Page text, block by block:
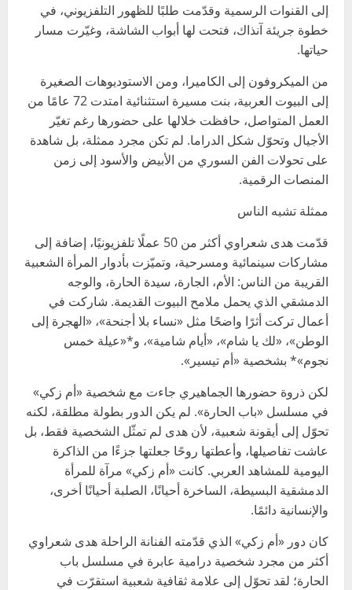
إلى القنوات الرسمية وقدّمت طلبًا للظهور التلفزيوني، في
خطوة جريئة آنذاك، فتحت لها أبواب الشاشة، وغيّرت مسار
حياتها.
من الميكروفون إلى الكاميرا، ومن الاستوديوهات الصغيرة
إلى البيوت العربية، بنت مسيرة استثنائية امتدت 72 عامًا من
العمل المتواصل، حافظت خلالها على حضورها رغم تغيّر
الأجيال وتحوّل شكل الدراما. لم تكن مجرد ممثلة، بل شاهدة
على تحولات الفن السوري من الأبيض والأسود إلى زمن
المنصات الرقمية.
ممثلة تشبه الناس
قدّمت هدى شعراوي أكثر من 50 عملًا تلفزيونيًا، إضافة إلى
مشاركات سينمائية ومسرحية، وتميّزت بأدوار المرأة الشعبية
القريبة من الناس: الأم، الجارة، سيدة الحارة، والوجه
الدمشقي الذي يحمل ملامح البيوت القديمة. شاركت في
أعمال تركت أثرًا واضحًا مثل «نساء بلا أجنحة»، «الهجرة إلى
الوطن»، «لك يا شام»، «أيام شامية»، و*«عيلة خمس
نجوم»* بشخصية «أم تيسير».
لكن ذروة حضورها الجماهيري جاءت مع شخصية «أم زكي»
في مسلسل «باب الحارة». لم يكن الدور بطولة مطلقة، لكنه
تحوّل إلى أيقونة شعبية، لأن هدى لم تمثّل الشخصية فقط، بل
عاشت تفاصيلها، وأعطتها روحًا جعلتها جزءًا من الذاكرة
اليومية للمشاهد العربي. كانت «أم زكي» مرآة للمرأة
الدمشقية البسيطة، الساخرة أحيانًا، الصلبة أحيانًا أخرى،
والإنسانية دائمًا.
كان دور «أم زكي» الذي قدّمته الفنانة الراحلة هدى شعراوي
أكثر من مجرد شخصية درامية عابرة في مسلسل باب
الحارة؛ لقد تحوّل إلى علامة ثقافية شعبية استقرّت في